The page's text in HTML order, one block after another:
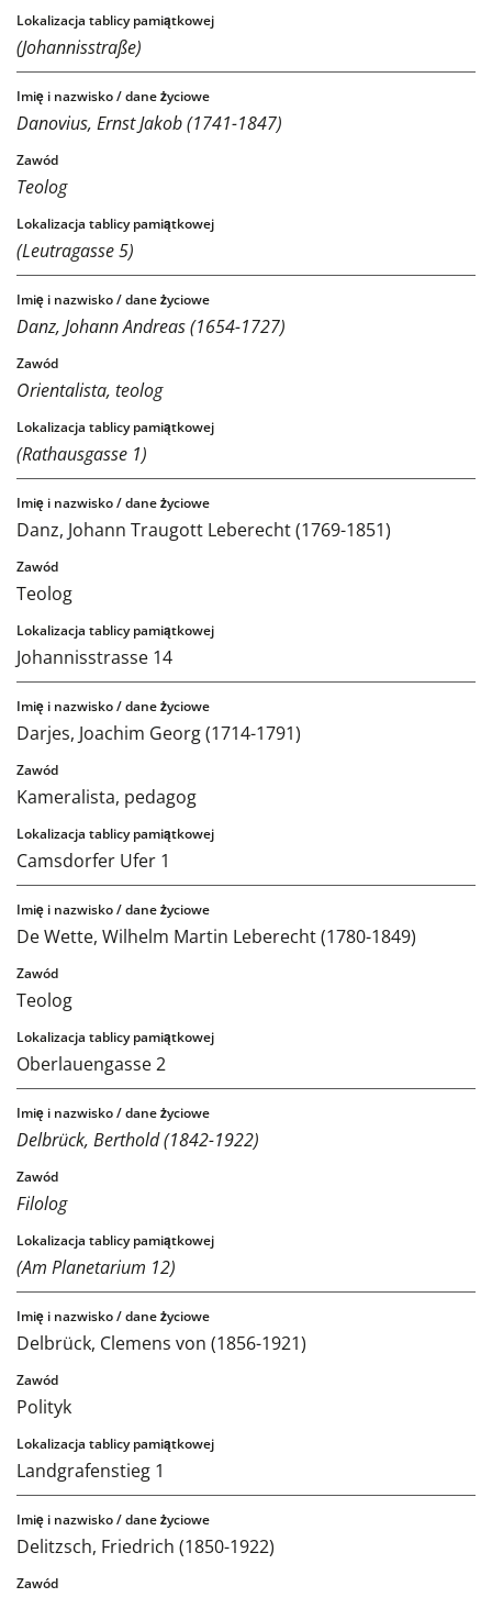
(Johannisstraße)
Danovius, Ernst Jakob (1741-1847)
Teolog
(Leutragasse 5)
Danz, Johann Andreas (1654-1727)
Orientalista, teolog
(Rathausgasse 1)
Danz, Johann Traugott Leberecht (1769-1851)
Teolog
Johannisstrasse 14
Darjes, Joachim Georg (1714-1791)
Kameralista, pedagog
Camsdorfer Ufer 1
De Wette, Wilhelm Martin Leberecht (1780-1849)
Teolog
Oberlauengasse 2
Delbrück, Berthold (1842-1922)
Filolog
(Am Planetarium 12)
Delbrück, Clemens von (1856-1921)
Polityk
Landgrafenstieg 1
Delitzsch, Friedrich (1850-1922)